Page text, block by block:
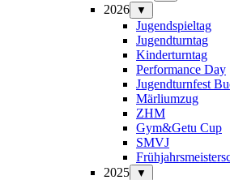
2026 ▼
Jugendspieltag
Jugendturntag
Kinderturntag
Performance Day
Jugendturnfest
Märliumzug
ZHM
Gym&Getu Cup
SMVJ
2025
▼